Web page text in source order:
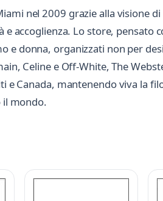
nel 2009 grazie alla visione
accoglienza. Lo store,
e donna, organizzati non per
Celine e Off-White, The
e Canada, mantenendo viva la
il mondo.